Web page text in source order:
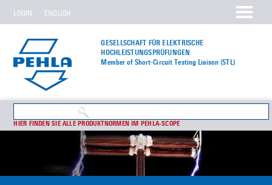
GESELLSCHAFT FÜR ELEKTRISCHE
HOCHLEISTUNGS­PRÜFUNGEN
Member of Short-Circuit Testing Liaison (STL)
LOGIN ENGLISH
HIER FINDEN SIE ALLE PRODUKTNORMEN IM PEHLA-SCOPE